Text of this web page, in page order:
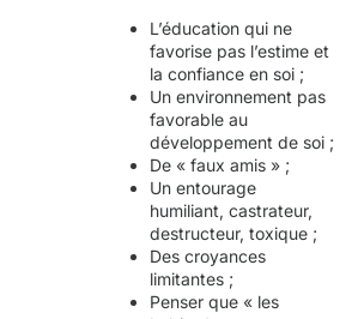
L’éducation qui ne
favorise pas l’estime et
la confiance en soi ;
Un environnement pas
favorable au
développement de soi ;
De « faux amis » ;
Un entourage
humiliant, castrateur,
destructeur, toxique ;
Des croyances
limitantes ;
Penser que « les